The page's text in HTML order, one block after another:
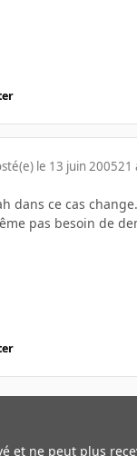
le 13 juin 200521
dans ce cas
pas besoin de
et ne peut plus